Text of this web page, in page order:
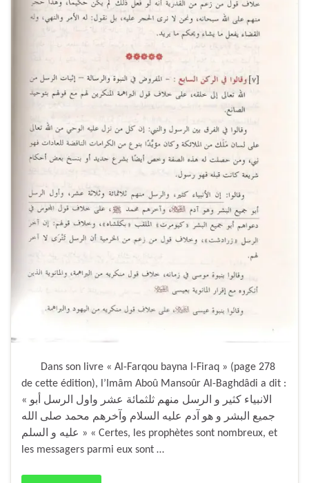
Dans son livre « Al-Farqou bayna l-Firaq » (page 278
de cette édition), l’Imâm Aboû Mansoûr Al-Baghdâdi a dit :
« الانبياء كثير و الرسل منهم ثلثمائة عشر واول الرسل أبو
جميع البشر و هو آدم عليه السلام وآخرهم محمد صلى الله
عليه و السلم » « Certes, les prophètes sont nombreux, et
les messagers parmi eux sont …